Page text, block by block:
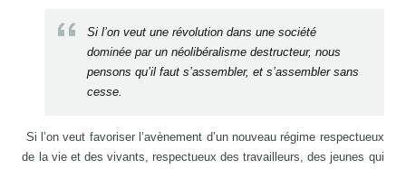
Si l’on veut une révolution dans une société
dominée par un néolibéralisme destructeur, nous
pensons qu’il faut s’assembler, et s’assembler sans
cesse.
Si l’on veut favoriser l’avènement d’un nouveau régime respectueux
de la vie et des vivants, respectueux des travailleurs, des jeunes qui